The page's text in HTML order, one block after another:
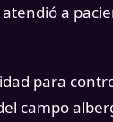
a
para
campo